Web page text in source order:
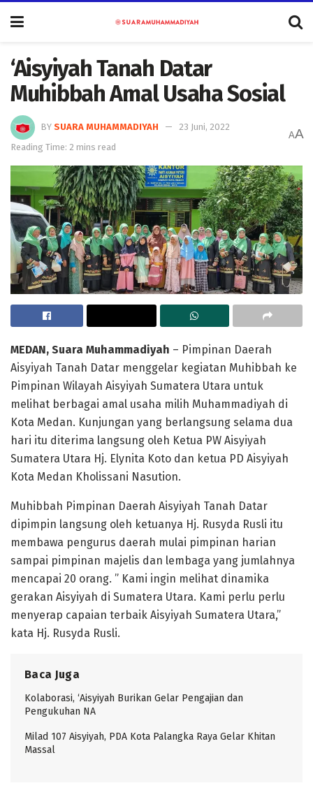
‘Aisyiyah Tanah Datar
Muhibbah Amal Usaha Sosial
BY SUARA MUHAMMADIYAH
23 Juni, 2022
Reading Time: 2 mins read
AA
MEDAN, Suara Muhammadiyah – Pimpinan Daerah
Aisyiyah Tanah Datar menggelar kegiatan Muhibbah ke
Pimpinan Wilayah Aisyiyah Sumatera Utara untuk
melihat berbagai amal usaha milih Muhammadiyah di
Kota Medan. Kunjungan yang berlangsung selama dua
hari itu diterima langsung oleh Ketua PW Aisyiyah
Sumatera Utara Hj. Elynita Koto dan ketua PD Aisyiyah
Kota Medan Kholissani Nasution.
Muhibbah Pimpinan Daerah Aisyiyah Tanah Datar
dipimpin langsung oleh ketuanya Hj. Rusyda Rusli itu
membawa pengurus daerah mulai pimpinan harian
sampai pimpinan majelis dan lembaga yang jumlahnya
mencapai 20 orang. ” Kami ingin melihat dinamika
gerakan Aisyiyah di Sumatera Utara. Kami perlu perlu
menyerap capaian terbaik Aisyiyah Sumatera Utara,”
kata Hj. Rusyda Rusli.
Baca Juga
Kolaborasi, ‘Aisyiyah Burikan Gelar Pengajian dan
Pengukuhan NA
Milad 107 Aisyiyah, PDA Kota Palangka Raya Gelar Khitan
Massal